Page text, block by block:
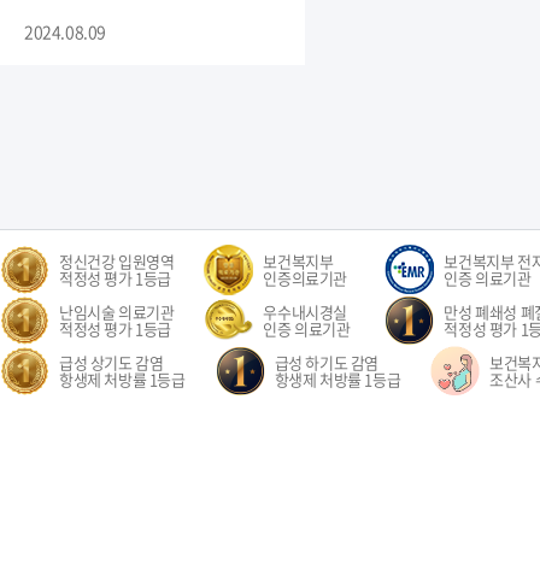
2024.08.09
정신건강 입원영역
적정성 평가 1등급
보건복지부
인증의료기관
보건복지부 전
인증 의료기관
난임시술 의료기관
적정성 평가 1등급
우수내시경실
인증 의료기관
만성 폐쇄성
적정성 평가 1
급성 상기도 감염
항생제 처방률 1등급
급성 하기도 감염
항생제 처방률 1등급
보건복
조산사